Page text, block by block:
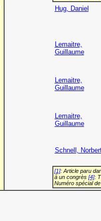
Hug, Daniel
Lemaitre,
Guillaume
Lemaitre,
Guillaume
Lemaitre,
Guillaume
Schnell,
[1]: Article paru
à un congrès [4]:
Numéro spécial